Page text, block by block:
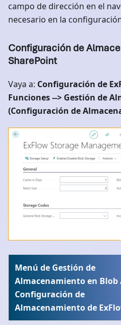
campo de dirección en el
necesario en la
Configuración de
SharePoint
Vaya a: Configuración de
Funciones --> Gestión de
(Configuración de
Menú de Gestión de
Almacenamiento en Blob
Configuración de
Almacenamiento de